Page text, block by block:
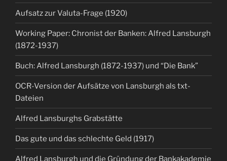
Aufsatz zur Valuta-Frage (1920)
Working Paper: Chronist der Banken: Alfred Lansburgh
(1872-1937)
Buch: Alfred Lansburgh (1872-1937) und “Die Bank”
OCR-Version der Aufsätze von Lansburgh als txt-
Dateien
Alfred Lansburghs Grabstätte
Das gute und das schlechte Geld (1917)
Alfred Lansburgh und die Gründung der Bankakademie